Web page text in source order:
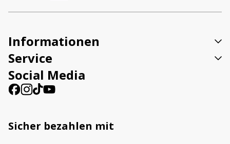
Informationen
Service
Social Media
Sicher bezahlen mit